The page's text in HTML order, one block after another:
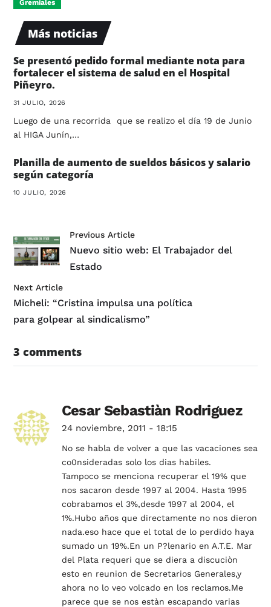
Gremiales
Más noticias
Se presentó pedido formal mediante nota para
fortalecer el sistema de salud en el Hospital
Piñeyro.
31 JULIO, 2026
Luego de una recorrida que se realizo el día 19 de Junio
al HIGA Junín,…
Planilla de aumento de sueldos básicos y salario
según categoría
10 JULIO, 2026
Previous Article
Nuevo sitio web: El Trabajador del
Estado
Next Article
Micheli: “Cristina impulsa una política
para golpear al sindicalismo”
3 comments
Cesar Sebastiàn Rodriguez
24 noviembre, 2011 - 18:15
No se habla de volver a que las vacaciones sea
co0nsideradas solo los dias habiles.
Tampoco se menciona recuperar el 19% que
nos sacaron desde 1997 al 2004. Hasta 1995
cobrabamos el 3%,desde 1997 al 2004, el
1%.Hubo años que directamente no nos dieron
nada.eso hace que el total de lo perdido haya
sumado un 19%.En un P?lenario en A.T.E. Mar
del Plata requeri que se diera a discuciòn
esto en reunion de Secretarios Generales,y
ahora no lo veo volcado en los reclamos.Me
parece que se nos estàn escapando varias